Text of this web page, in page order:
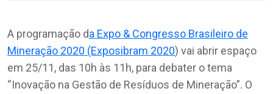
A programação da Expo & Congresso Brasileiro de
Mineração 2020 (Exposibram 2020) vai abrir espaço
em 25/11, das 10h às 11h, para debater o tema
“Inovação na Gestão de Resíduos de Mineração”. O